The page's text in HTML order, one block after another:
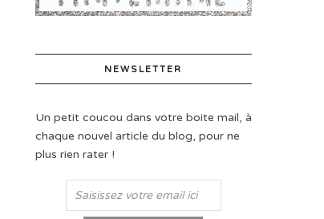
NEWSLETTER
Un petit coucou dans votre boite mail, à
chaque nouvel article du blog, pour ne
plus rien rater !